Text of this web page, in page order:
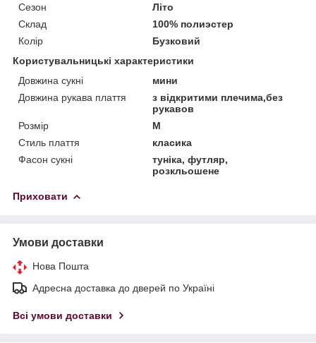
Сезон
Літо
Склад
100% полиэстер
Колір
Бузковий
Користувальницькі характеристики
Довжина сукні
мини
Довжина рукава плаття
з відкритими плечима,без
рукавов
Розмір
M
Стиль плаття
класика
Фасон сукні
туніка, футляр,
розкльошене
Приховати
Умови доставки
Нова Пошта
Адресна доставка до дверей по Україні
Всі умови доставки